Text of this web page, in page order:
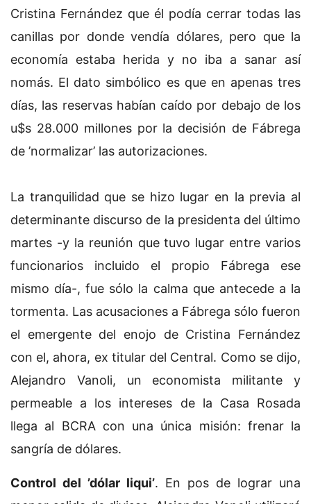
Cristina Fernández que él podía cerrar todas las
canillas por donde vendía dólares, pero que la
economía estaba herida y no iba a sanar así
nomás. El dato simbólico es que en apenas tres
días, las reservas habían caído por debajo de los
u$s 28.000 millones por la decisión de Fábrega
de ’normalizar’ las autorizaciones.
La tranquilidad que se hizo lugar en la previa al
determinante discurso de la presidenta del último
martes -y la reunión que tuvo lugar entre varios
funcionarios incluido el propio Fábrega ese
mismo día-, fue sólo la calma que antecede a la
tormenta. Las acusaciones a Fábrega sólo fueron
el emergente del enojo de Cristina Fernández
con el, ahora, ex titular del Central. Como se dijo,
Alejandro Vanoli, un economista militante y
permeable a los intereses de la Casa Rosada
llega al BCRA con una única misión: frenar la
sangría de dólares.
Control del ’dólar liqui’. En pos de lograr una